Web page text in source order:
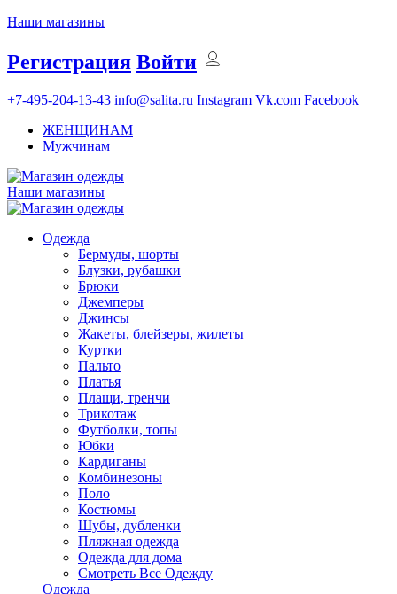
Наши магазины
Регистрация Войти
+7-495-204-13-43 info@salita.ru Instagram Vk.com Facebook
ЖЕНЩИНАМ
Мужчинам
Наши магазины
Одежда
Бермуды, шорты
Блузки, рубашки
Брюки
Джемперы
Джинсы
Жакеты, блейзеры, жилеты
Куртки
Пальто
Платья
Плащи, тренчи
Трикотаж
Футболки, топы
Юбки
Кардиганы
Комбинезоны
Поло
Костюмы
Шубы, дубленки
Пляжная одежда
Одежда для дома
Смотреть Все Одежду
Одежда